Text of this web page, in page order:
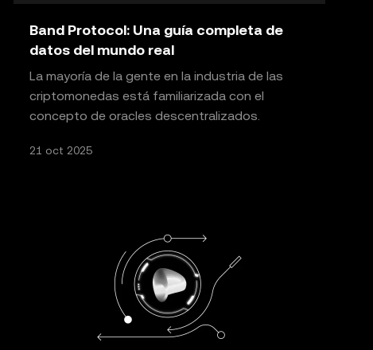
Band Protocol: Una guía completa de
datos del mundo real
La mayoría de la gente en la industria de las
criptomonedas está familiarizada con el
concepto de oracles descentralizados.
21 oct 2025